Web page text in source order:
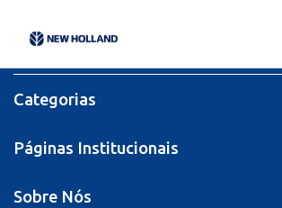
Categorias
Páginas Institucionais
Sobre Nós